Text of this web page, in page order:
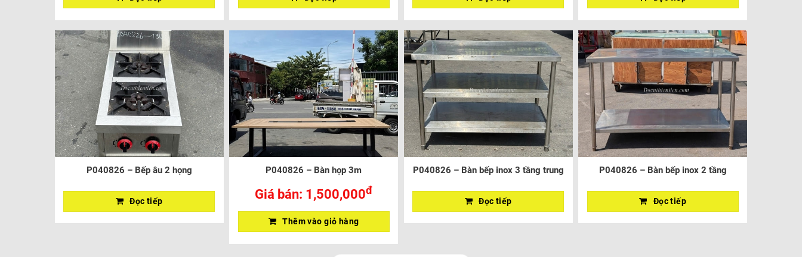
P040826 – Bếp âu 2 họng
Đọc tiếp
P040826 – Bàn họp 3m
Giá bán: 1,500,000đ
Thêm vào giỏ hàng
P040826 – Bàn bếp inox 3 tầng trung
Đọc tiếp
P040826 – Bàn bếp inox 2 tầng
Đọc tiếp